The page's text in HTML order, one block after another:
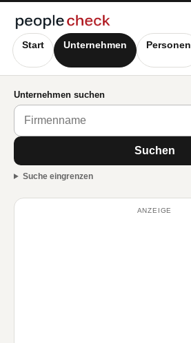
Start Unternehmen Personen
Unternehmen suchen
Suchen
Suche eingrenzen
ANZEIGE